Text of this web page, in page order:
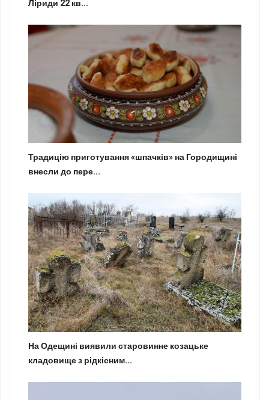
Ліриди 22 кв...
Традицію приготування «шпачків» на Городищині
внесли до пере...
На Одещині виявили старовинне козацьке
кладовище з рідкісним...